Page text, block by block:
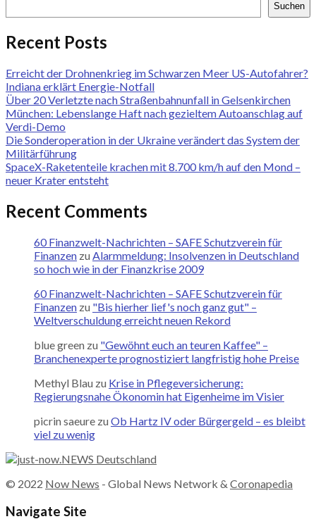
Suchen
Recent Posts
Erreicht der Drohnenkrieg im Schwarzen Meer US-Autofahrer?
Indiana erklärt Energie-Notfall
Über 20 Verletzte nach Straßenbahnunfall in Gelsenkirchen
München: Lebens­lange Haft nach gezieltem Autoanschlag auf
Verdi-Demo
Die Sonderoperation in der Ukraine verändert das System der
Militärführung
SpaceX-Raketenteile krachen mit 8.700 km/h auf den Mond –
neuer Krater entsteht
Recent Comments
60 Finanzwelt-Nachrichten – SAFE Schutzverein für
Finanzen zu Alarmmeldung: Insolvenzen in Deutschland
so hoch wie in der Finanzkrise 2009
60 Finanzwelt-Nachrichten – SAFE Schutzverein für
Finanzen zu "Bis hierher lief's noch ganz gut" –
Weltverschuldung erreicht neuen Rekord
blue green zu "Gewöhnt euch an teuren Kaffee" –
Branchenexperte prognostiziert langfristig hohe Preise
Methyl Blau zu Krise in Pflegeversicherung:
Regierungsnahe Ökonomin hat Eigenheime im Visier
picrin saeure zu Ob Hartz IV oder Bürgergeld – es bleibt
viel zu wenig
© 2022 Now News - Global News Network & Coronapedia
Navigate Site